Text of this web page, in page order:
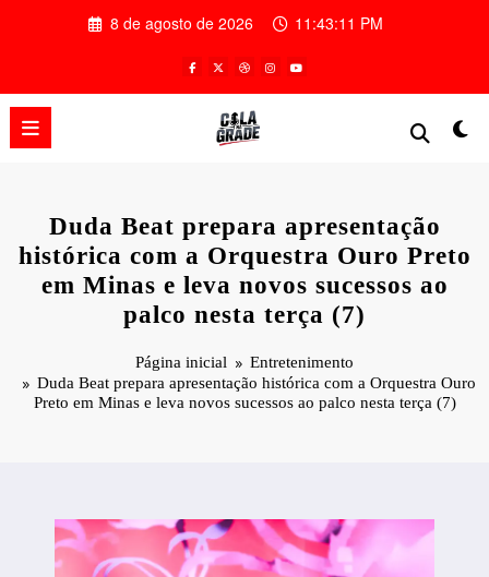
8 de agosto de 2026 11:43:12 PM
Duda Beat prepara apresentação
histórica com a Orquestra Ouro Preto
em Minas e leva novos sucessos ao
palco nesta terça (7)
Página inicial
Entretenimento
Duda Beat prepara apresentação histórica com a Orquestra Ouro
Preto em Minas e leva novos sucessos ao palco nesta terça (7)